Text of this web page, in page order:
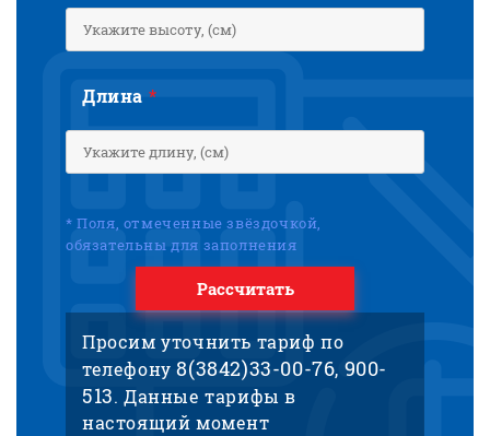
Длина *
* Поля, отмеченные звёздочкой,
обязательны для заполнения
Рассчитать
Просим уточнить тариф по
телефону8(3842)33-00-76, 900-
513. Данные тарифы в
настоящий момент